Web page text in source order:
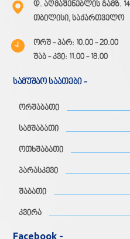
დ. აღმაშენებლის გამზ.
თბილისი, საქართველო
ორშ - პარ: 10.00 - 20.00
შაბ - კვი: 11.00 - 18.00
სამუშაო საათები -
ორშაბათი
სამშაბათი
ოთხშაბათი
პარასკევი
შაბათი
კვირა
Facebook -